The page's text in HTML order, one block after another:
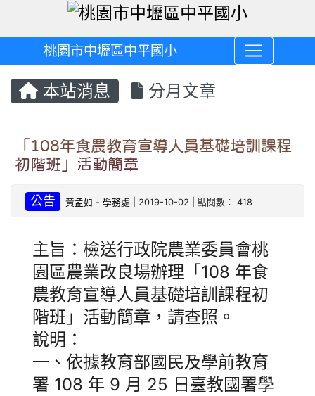
桃園市中壢區中平國小
本站消息 分月文章
「108年食農教育宣導人員基礎培訓課程
初階班」活動簡章
公告 黃孟如 -學務處 | 2019-10-02 | 點閱數： 418
主旨：檢送行政院農業委員會桃
園區農業改良場辦理「108 年食
農教育宣導人員基礎培訓課程初
階班」活動簡章，請查照。
說明：
一、依據教育部國民及學前教育
署 108 年 9 月 25 日臺教國署學